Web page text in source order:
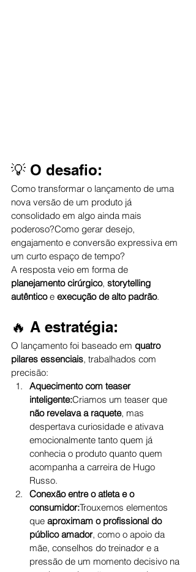
💡 O desafio:
Como transformar o lançamento de uma
nova versão de um produto já
consolidado em algo ainda mais
poderoso?Como gerar desejo,
engajamento e conversão expressiva em
um curto espaço de tempo?
A resposta veio em forma de
planejamento cirúrgico, storytelling
autêntico e execução de alto padrão.
🔥 A estratégia:
O lançamento foi baseado em quatro
pilares essenciais, trabalhados com
precisão:
Aquecimento com teaser
inteligente:Criamos um teaser que
não revelava a raquete, mas
despertava curiosidade e ativava
emocionalmente tanto quem já
conhecia o produto quanto quem
acompanha a carreira de Hugo
Russo.
Conexão entre o atleta e o
consumidor:Trouxemos elementos
que aproximam o profissional do
público amador, como o apoio da
mãe, conselhos do treinador e a
pressão de um momento decisivo na